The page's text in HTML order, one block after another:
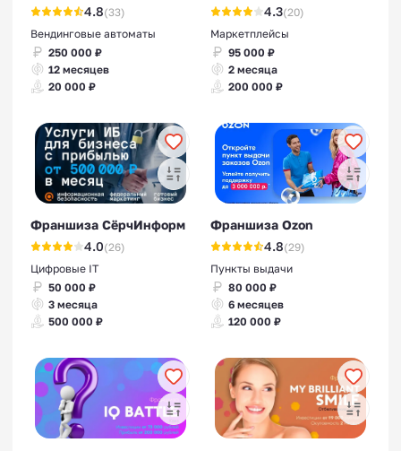
4.8(33)
Вендинговые автоматы
250 000 ₽
12 месяцев
20 000 ₽
4.3(20)
Маркетплейсы
95 000 ₽
2 месяца
200 000 ₽
Франшиза СёрчИнформ
4.0(26)
Цифровые IT
50 000 ₽
3 месяца
500 000 ₽
Франшиза Ozon
4.8(29)
Пункты выдачи
80 000 ₽
6 месяцев
120 000 ₽